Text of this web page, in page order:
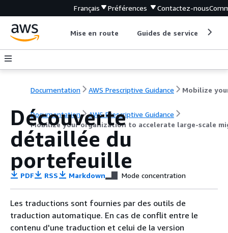
Français Préférences Contactez-nous
Mise en route Guides de service
Documentation AWS Prescriptive Guidance
Documentation
AWS Prescriptive Guidance
Mobilize your organization to accelerate large-scale
Découverte
détaillée du
portefeuille
PDF RSS Markdown Mode concentration
Les traductions sont fournies par des outils de
traduction automatique. En cas de conflit entre le
contenu d'une traduction et celui de la version